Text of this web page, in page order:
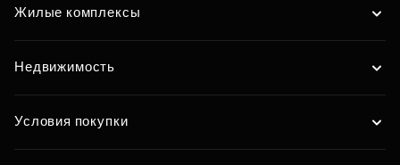
Жилые комплексы
Недвижимость
Условия покупки